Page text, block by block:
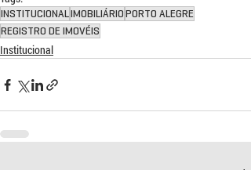
INSTITUCIONALIMOBILIÁRIOPORTO ALEGRE
REGISTRO DE IMOVÉIS
Institucional